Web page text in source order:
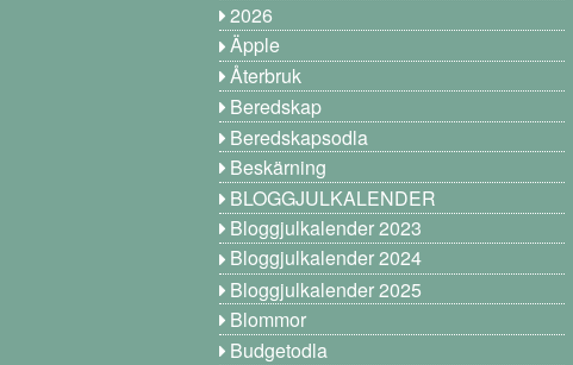
2026
Äpple
Återbruk
Beredskap
Beredskapsodla
Beskärning
BLOGGJULKALENDER
Bloggjulkalender 2023
Bloggjulkalender 2024
Bloggjulkalender 2025
Blommor
Budgetodla